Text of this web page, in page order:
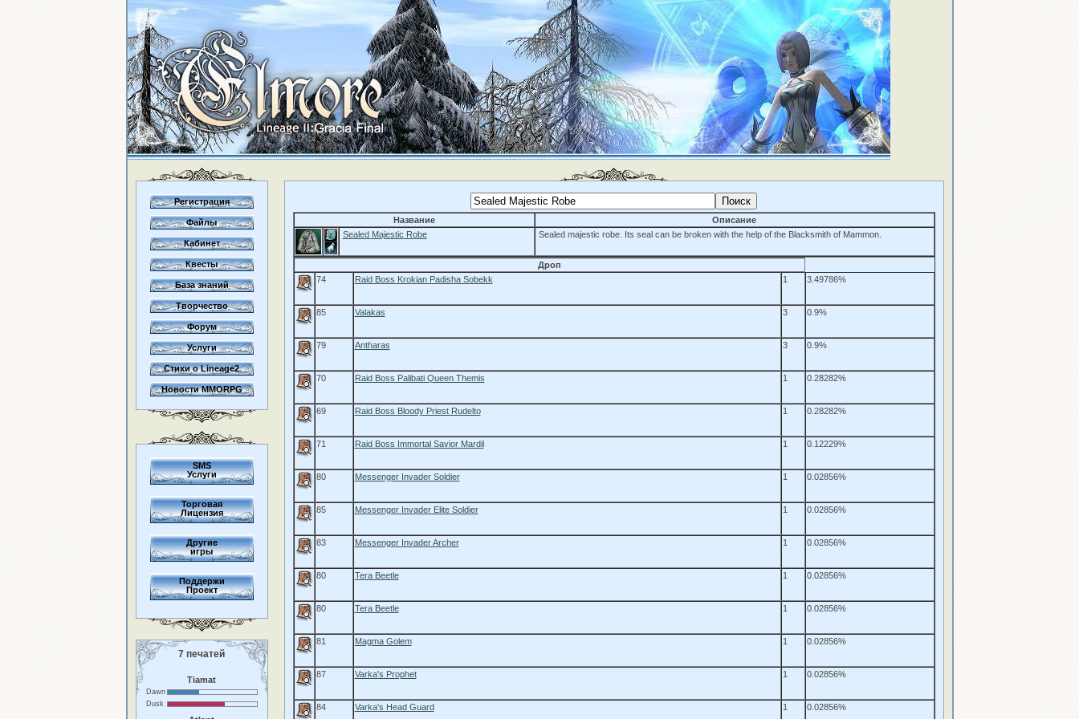
Регистрация
Файлы
Кабинет
Квесты
База знаний
Творчество
Форум
Услуги
Стихи о Lineage2
Новости MMORPG
SMS
Услуги
Торговая
Лицензия
Другие
игры
Поддержи
Проект
7 печатей
Tiamat
Dawn
Dusk
Название
Описание
Sealed Majestic Robe
Sealed majestic robe. Its seal can be broken with the help of the Blacksmith of Mammon.
Дроп
74
Raid Boss Krokian Padisha Sobekk 1 3.49786%
85 Valakas 3 0.9%
79 Antharas 3 0.9%
70 Raid Boss Palibati Queen Themis 1 0.28282%
69 Raid Boss Bloody Priest Rudelto 1 0.28282%
71 Raid Boss Immortal Savior Mardil 1 0.12229%
80 Messenger Invader Soldier 1 0.02856%
85 Messenger Invader Elite Soldier 1 0.02856%
83 Messenger Invader Archer 1 0.02856%
80 Tera Beetle 1 0.02856%
80 Tera Beetle 1 0.02856%
81 Magma Golem 1 0.02856%
87 Varka's Prophet 1 0.02856%
84 Varka's Head Guard 1 0.02856%